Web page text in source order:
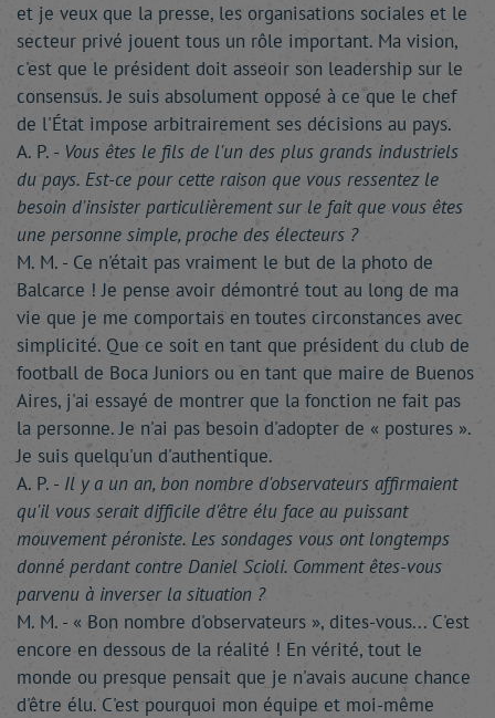
et je veux que la presse, les organisations sociales et le
secteur privé jouent tous un rôle important. Ma vision,
c'est que le président doit asseoir son leadership sur le
consensus. Je suis absolument opposé à ce que le chef
de l'État impose arbitrairement ses décisions au pays.
A. P. - Vous êtes le fils de l'un des plus grands industriels
du pays. Est-ce pour cette raison que vous ressentez le
besoin d'insister particulièrement sur le fait que vous êtes
une personne simple, proche des électeurs ?
M. M. - Ce n'était pas vraiment le but de la photo de
Balcarce ! Je pense avoir démontré tout au long de ma
vie que je me comportais en toutes circonstances avec
simplicité. Que ce soit en tant que président du club de
football de Boca Juniors ou en tant que maire de Buenos
Aires, j'ai essayé de montrer que la fonction ne fait pas
la personne. Je n'ai pas besoin d'adopter de « postures ».
Je suis quelqu'un d'authentique.
A. P. - Il y a un an, bon nombre d'observateurs affirmaient
qu'il vous serait difficile d'être élu face au puissant
mouvement péroniste. Les sondages vous ont longtemps
donné perdant contre Daniel Scioli. Comment êtes-vous
parvenu à inverser la situation ?
M. M. - « Bon nombre d'observateurs », dites-vous... C'est
encore en dessous de la réalité ! En vérité, tout le
monde ou presque pensait que je n'avais aucune chance
d'être élu. C'est pourquoi mon équipe et moi-même